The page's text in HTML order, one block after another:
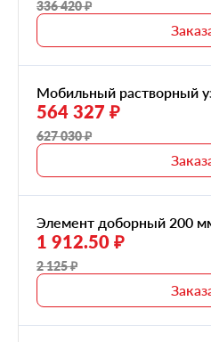
336 420 ₽
Мобильный растворный
564 327 ₽
627 030 ₽
Элемент доборный 200
1 912.50 ₽
2 125 ₽